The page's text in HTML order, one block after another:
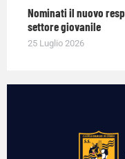
Nominati il nuovo
settore giovanile
25 Luglio 2026